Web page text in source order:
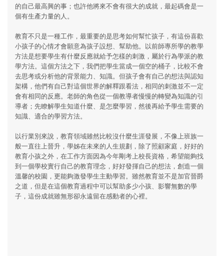
的自己最高興的事；也許他將來不會有很大的成就，最起碼會是一
個有生產力量的人。
教育不只是一種工作，最重要的是思考如何幫忙孩子，有這份喜歡
小孩子的心情才會願意為孩子設想、幫助他。以前師專所學的教學
方法是想要學生有什麼反應就給予怎樣的刺激，屬於行為學派的教
學方法。這個方法之下，我們把學生當成一個空的桶子，比較不會
去思考或分析他的背景能力、知識。但孩子會有自己的想法與認知
架構，他們有自己對這個世界的解釋跟看法，相同的刺激並不一定
會有相同的反應。老師的角色從一個教導者慢慢的轉變為知識的引
導者；先瞭解學生知道什麼、是怎麼學習，然後再給予學生需要的
知識、適合的學習方法。
以行業別來說，教育領域雖然比較沒什麼生涯發展，不像上班族一
般一直往上晉升，學姊在未來的人生規劃，除了照顧家庭，好好的
教育小孩之外，在工作方面因為今年剛考上校長資格，希望能夠找
到一個學校實行自己的教育理念，好好發揮自己的想法，創造一個
溫馨的校園，更能夠激發學生主動學習。雖然教育並不是加官晉爵
之道，但是在這個教育過程中可以幫助多少小孩、影響無數的學
子，這份成就雖無形卻永遠留在感動者的心裡。